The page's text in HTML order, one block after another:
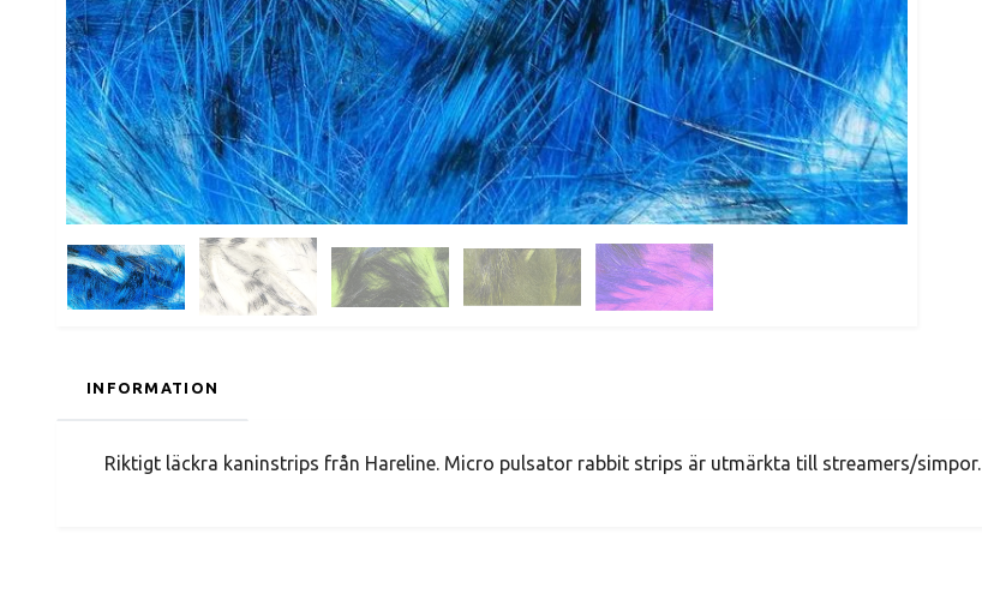
INFORMATION
Riktigt läckra kaninstrips från Hareline. Micro pulsator rabbit strips är utmärkta till streamers/simpor.